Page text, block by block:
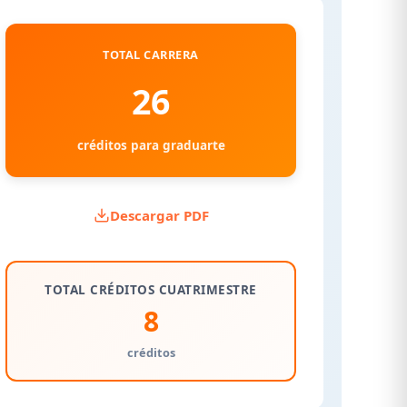
TOTAL CARRERA
26
créditos para graduarte
Descargar PDF
TOTAL CRÉDITOS CUATRIMESTRE
8
créditos